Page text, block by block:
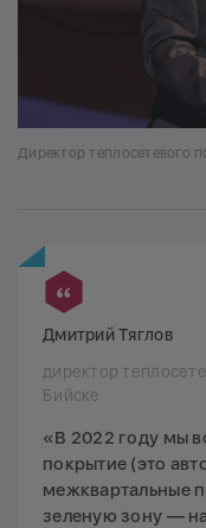
Директор теплосетевого
Дмитрий Тяглов
директор
Бийске
«В 2022 году мы
покрытие (это
межквартальные
зеленую зону —